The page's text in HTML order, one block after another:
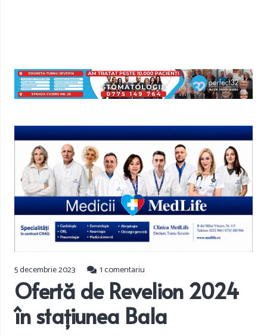
5 decembrie 2023 1comentariu
Ofertă de Revelion 2024
în stațiunea Bala